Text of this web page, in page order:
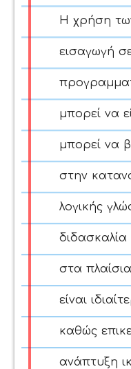
Η χρήση
εισαγωγή
μπορεί να
μπορεί να
στην
λογικής
στα
είναι
καθώς
ανάπτυξη